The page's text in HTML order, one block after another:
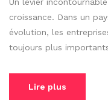
Un levier
croissance. Dans un
évolution, les
toujours plus
Lire plus